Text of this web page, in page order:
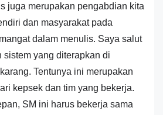
juga merupakan pengabdian kita
dan masyarakat pada
dalam menulis. Saya salut
sistem yang diterapkan di
Tentunya ini merupakan
kepsek dan tim yang bekerja.
SM ini harus bekerja sama